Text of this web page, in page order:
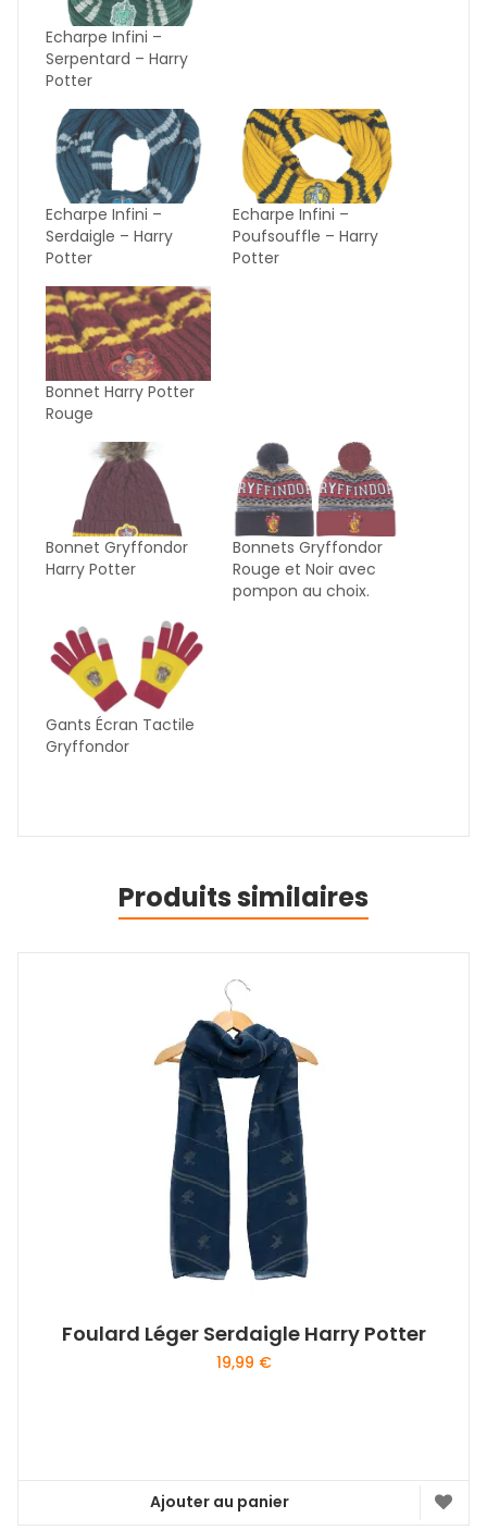
Echarpe Infini –
Serpentard – Harry
Potter
Echarpe Infini –
Serdaigle – Harry
Potter
Echarpe Infini –
Poufsouffle – Harry
Potter
Bonnet Harry Potter
Rouge
Bonnet Gryffondor
Harry Potter
Bonnets Gryffondor
Rouge et Noir avec
pompon au choix.
Gants Écran Tactile
Gryffondor
Produits similaires
Foulard Léger Serdaigle Harry Potter
19,99 €
Ajouter au panier